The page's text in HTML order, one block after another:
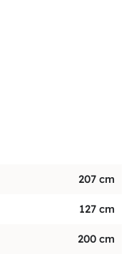
207 cm
127 cm
200 cm